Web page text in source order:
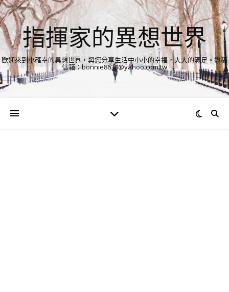
指揮家的異想世界
歡迎來到小確幸的異想世界，與您分享生活中小小的幸福，大大的滿足。邀稿
信箱：bonnie8630@yahoo.com.tw